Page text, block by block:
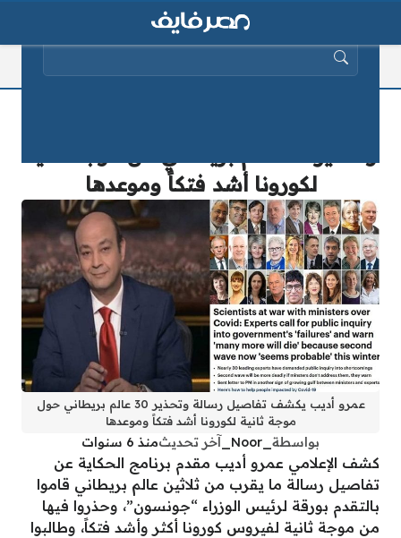
لكورونا أشد فتكاً وموعدها
عمرو أديب يكشف تفاصيل رسالة وتحذير 30 عالم بريطاني حول
موجة ثانية لكورونا أشد فتكاً وموعدها
بواسطة آخر تحديثمنذ 6 سنوات
كشف الإعلامي عمرو أديب مقدم برنامج الحكاية عن
تفاصيل رسالة ما يقرب من ثلاثين عالم بريطاني قاموا
بالتقدم بورقة لرئيس الوزراء “جونسون”، وحذروا فيها
من موجة ثانية لفيروس كورونا أكثر وأشد فتكاً، وطالبوا
البحث عن: